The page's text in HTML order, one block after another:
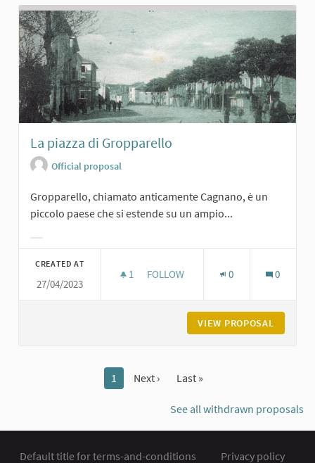
La piazza di Gropparello
Official proposal
Gropparello, chiamato anticamente Cagnano, è un
piccolo paese che si estende su un ampio...
CREATED AT
27/04/2023
1 1 FOLLOWER
FOLLOW 0 0
VIEW PROPOSAL
1 Next › Last »
See all withdrawn proposals
Default title for terms-and-conditions Privacy policy